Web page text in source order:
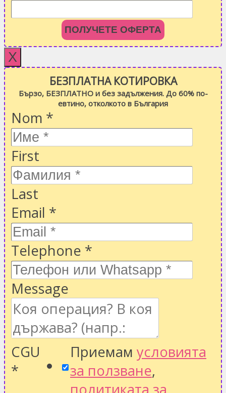
ПОЛУЧЕТЕ ОФЕРТА
X
БЕЗПЛАТНА КОТИРОВКА
Бързо, БЕЗПЛАТНО и без задължения. До 60% по-
евтино, отколкото в България
Nom *
First
Last
Email *
Telephone *
Message
CGU
*
Приемам условията
за ползване,